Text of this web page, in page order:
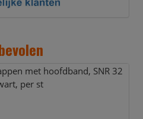
met hoofdband, SNR 32
per st